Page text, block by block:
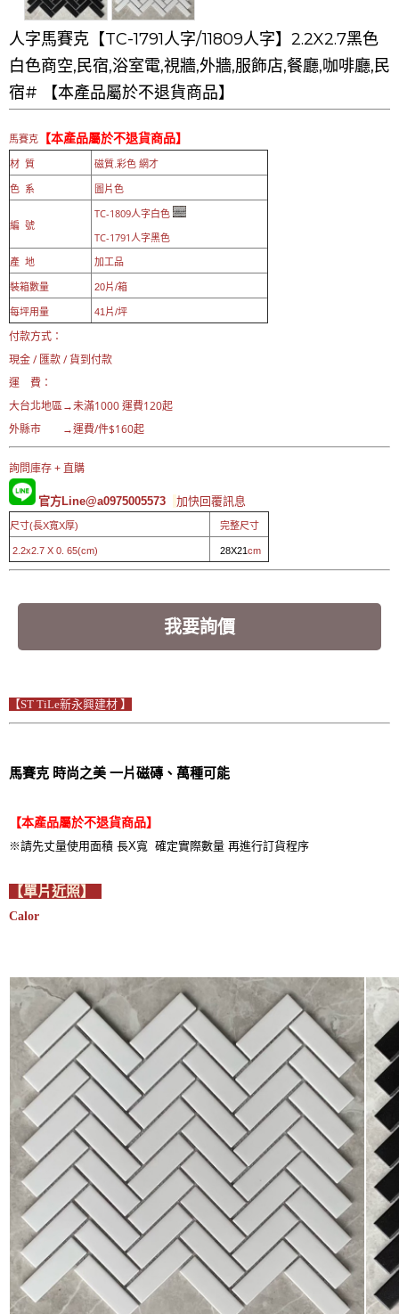
人字馬賽克【TC-1791人字/11809人字】2.2X2.7黑色
白色商空,民宿,浴室電,視牆,外牆,服飾店,餐廳,咖啡廳,民
宿# 【本產品屬於不退貨商品】
馬賽克 【本產品屬於不退貨商品】
材 質 磁質.彩色 網才
色 系 圖片色
編 號
TC-1809人字白色
TC-1791人字黑色
產 地 加工品
裝箱數量 20片/箱
每坪用量 41片/坪
付款方式：
現金 / 匯款 / 貨到付款
運 費：
大台北地區→未滿1000 運費120起
外縣市 →運費/件$160起
詢問庫存 + 直購
官方Line@a0975005573 加快回覆訊息
尺寸(長X寬X厚) 完整尺寸
2.2x2.7 X 0. 65(cm) 28X21cm
我要詢價
【ST TiLe新永興建材 】
馬賽克 時尚之美 一片磁磚、萬種可能
【本產品屬於不退貨商品】
※請先丈量使用面積 長X寬 確定實際數量 再進行訂貨程序
【單片近照】
Calor